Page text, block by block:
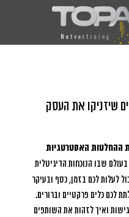
שיזניקו את העסק
ההחלטות האסטרטגיות
בעולם שבו הנוכחות הדיגיטלית
לעלות לכם בזמן, כסף ובעיקר
לכם כלים פרקטיים וברורים.
ואיך לזהות את השותפים